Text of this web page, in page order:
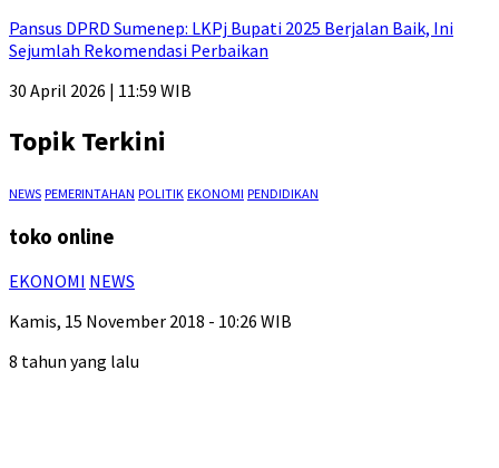
Pansus DPRD Sumenep: LKPj Bupati 2025 Berjalan Baik, Ini
Sejumlah Rekomendasi Perbaikan
30 April 2026 | 11:59 WIB
Topik Terkini
NEWS PEMERINTAHAN POLITIK EKONOMI PENDIDIKAN
toko online
EKONOMI NEWS
Kamis, 15 November 2018 - 10:26 WIB
8 tahun yang lalu